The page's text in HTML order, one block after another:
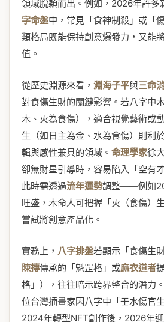
領域脫穎而出。例如，2026年許多
字命盤中，常見「食神制殺」或「
類格局既能保持創意爆發力，又能
值。
從歷史淵源來看， 淵海子平與三命
對食傷生財的關鍵影響。若八字中
木、火為食傷），適合視覺藝術或
生（如日主為金、水為食傷）則利
輯與感性兼具的領域。 命理學家徐
卻無財星引導時，容易陷入「空有
此時需透過流年運勢調整——例如
旺盛，木命人可把握「火（食傷）
嘗試將創意產品化。
實務上， 八字排盤若顯示「食傷生
陳摶傳承的「魁罡格」或麻衣道者
格」），往往暗示跨界整合的潛力
位台灣插畫家因八字中「壬水傷官
2024年轉型NFT創作後，2026年